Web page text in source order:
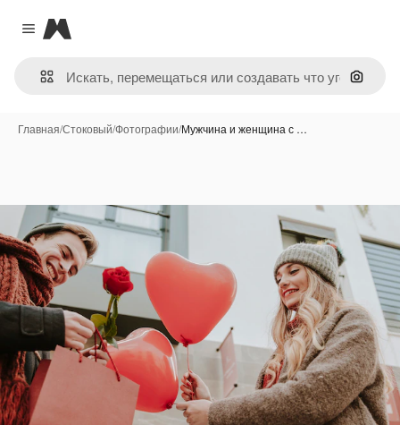
Close menu
Magnific
Поиск
Главная/Стоковый/Фотографии/Мужчина и женщина с …